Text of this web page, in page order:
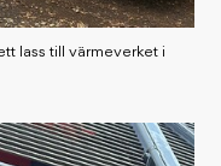
lass till värmeverket i